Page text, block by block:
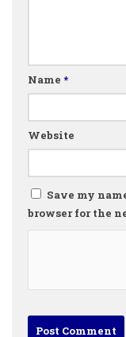
Name *
Website
Save my
browser for the